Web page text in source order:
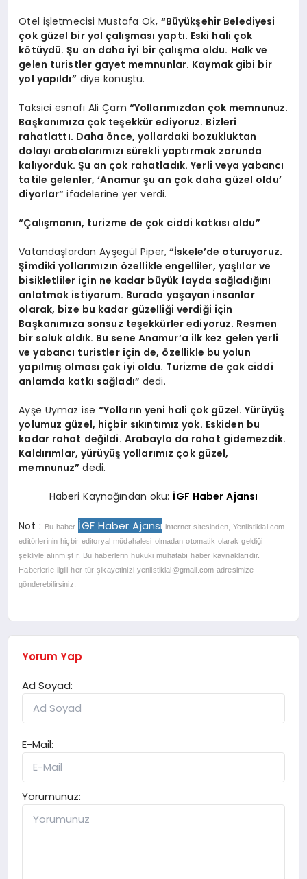
Otel işletmecisi Mustafa Ok, “Büyükşehir Belediyesi
çok güzel bir yol çalışması yaptı. Eski hali çok
kötüydü. Şu an daha iyi bir çalışma oldu. Halk ve
gelen turistler gayet memnunlar. Kaymak gibi bir
yol yapıldı” diye konuştu.
Taksici esnafı Ali Çam “Yollarımızdan çok memnunuz.
Başkanımıza çok teşekkür ediyoruz. Bizleri
rahatlattı. Daha önce, yollardaki bozukluktan
dolayı arabalarımızı sürekli yaptırmak zorunda
kalıyorduk. Şu an çok rahatladık. Yerli veya yabancı
tatile gelenler, ‘Anamur şu an çok daha güzel oldu’
diyorlar”ifadelerine yer verdi.
“Çalışmanın, turizme de çok ciddi katkısı oldu”
Vatandaşlardan Ayşegül Piper, “İskele’de oturuyoruz.
Şimdiki yollarımızın özellikle engelliler, yaşlılar ve
bisikletliler için ne kadar büyük fayda sağladığını
anlatmak istiyorum. Burada yaşayan insanlar
olarak, bize bu kadar güzelliği verdiği için
Başkanımıza sonsuz teşekkürler ediyoruz. Resmen
bir soluk aldık. Bu sene Anamur’a ilk kez gelen yerli
ve yabancı turistler için de, özellikle bu yolun
yapılmış olması çok iyi oldu. Turizme de çok ciddi
anlamda katkı sağladı” dedi.
Ayşe Uymaz ise “Yolların yeni hali çok güzel. Yürüyüş
yolumuz güzel, hiçbir sıkıntımız yok. Eskiden bu
kadar rahat değildi. Arabayla da rahat gidemezdik.
Kaldırımlar, yürüyüş yollarımız çok güzel,
memnunuz”dedi.
Haberi Kaynağından oku: İGF Haber Ajansı
Not : Bu haber İGF Haber Ajansı internet sitesinden, Yeniistiklal.com
editörlerinin hiçbir editoryal müdahalesi olmadan otomatik olarak geldiği
şekliyle alınmıştır. Bu haberlerin hukuki muhatabı haber kaynaklarıdır.
Haberlerle ilgili her tür şikayetinizi yeniistiklal@gmail.com adresimize
gönderebilirsiniz.
Yorum Yap
Ad Soyad:
E-Mail:
Yorumunuz: